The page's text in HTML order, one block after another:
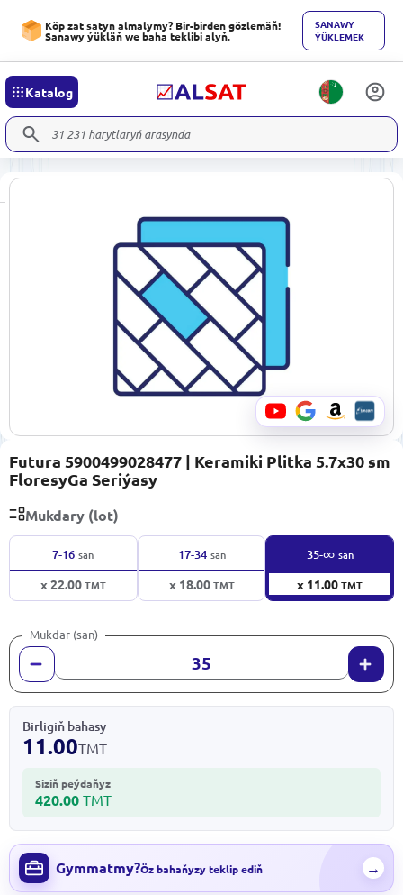
Köp zat satyn almalymy? Bir-birden gözlemäň!
Sanawy ýükläň we baha teklibi alyň.
SANAWY
ÝÜKLEMEK
Katalog
Futura 5900499028477 | Keramiki Plitka 5.7x30 sm
FloresyGa Seriýasy
Mukdary (lot)
7-16 san
x 22.00TMT
17-34 san
x 18.00TMT
35-∞ san
x 11.00TMT
Mukdar (san)
Birligiň bahasy
11.00TMT
Siziň peýdaňyz
420.00 TMT
Gymmatmy?Öz bahaňyzy teklip ediň →